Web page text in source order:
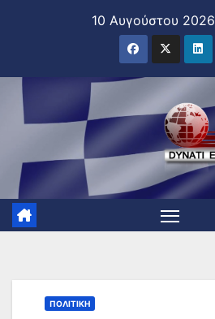
10 Αυγούστου 2026
ΠΟΛΙΤΙΚΉ